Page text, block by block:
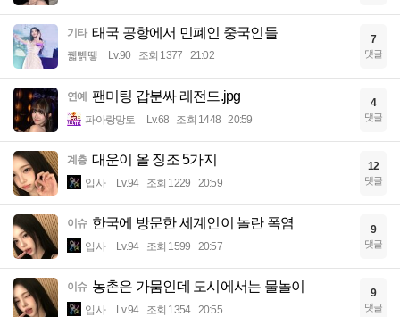
기타 태국 공항에서 민폐인 중국인들
꿻뻵뗗 Lv.90 조회 1377 21:02
7
댓글
연예 팬미팅 갑분싸 레전드.jpg
파아랑망토 Lv.68 조회 1448 20:59
4
댓글
계층 대운이 올 징조 5가지
입사 Lv.94 조회 1229 20:59
12
댓글
이슈 한국에 방문한 세계인이 놀란 폭염
입사 Lv.94 조회 1599 20:57
9
댓글
이슈 농촌은 가뭄인데 도시에서는 물놀이
입사 Lv.94 조회 1354 20:55
9
댓글